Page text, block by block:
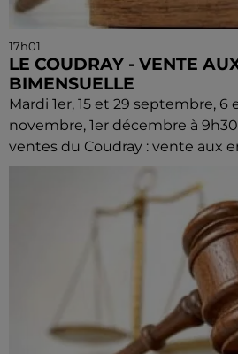
17h01
LE COUDRAY - VENTE
BIMENSUELLE
Mardi 1er, 15 et 29 septembre, 6
novembre, 1er décembre à
ventes du Coudray : vente aux